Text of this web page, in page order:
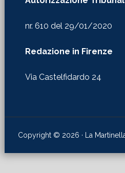
nr. 610 del 29/01/2020
Redazione in Firenze
Via Castelfidardo 24
Copyright © 2026 · La Martinella